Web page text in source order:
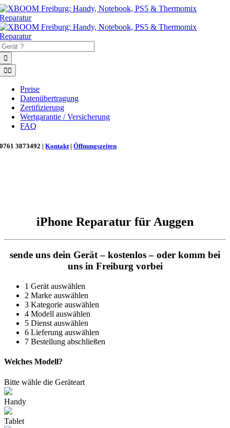
Zum
Inhalt
springen
Toggle
Navigation
Preise
Datenübertragung
Zertifizierung
Wertgarantie / Versicherung
FAQ
0761 3873492 |Kontakt|Öffnungszeiten
iPhone Reparatur für Auggen
sende uns dein Gerät – kostenlos – oder komm bei
uns in Freiburg vorbei
1 Gerät auswählen
2 Marke auswählen
3 Kategorie auswählen
4 Modell auswählen
5 Dienst auswählen
6 Lieferung auswählen
7 Bestellung abschließen
Welches Modell?
Bitte wähle die Geräteart
Handy
Tablet